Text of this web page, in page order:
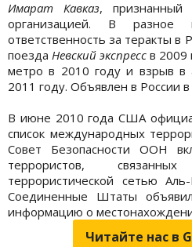
Имарат Кавказ, признанный
организацией. В
ответственность за теракты в
поезда Невский экспресс в 2009
метро в 2010 году и взрыв в
2011 году. Объявлен в России
В июне 2010 года США
список международных
Совет Безопасности ООН
террористов,
террористической сетью
Соединенные Штаты
информацию о
Читайте нас в